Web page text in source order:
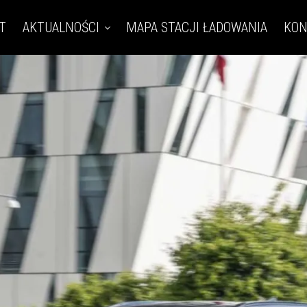
AKTUALNOŚCI MAPA STACJI ŁADOWANIA